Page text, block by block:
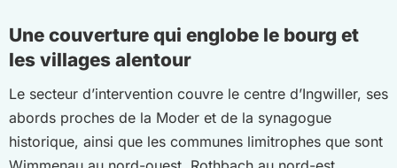
Une couverture qui englobe le bourg et
les villages alentour
Le secteur d’intervention couvre le centre d’Ingwiller, ses
abords proches de la Moder et de la synagogue
historique, ainsi que les communes limitrophes que sont